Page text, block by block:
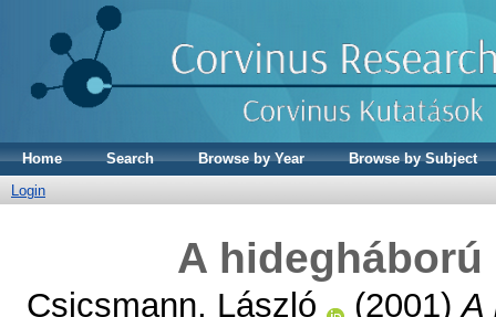
Home Search Browse by Year
Browse by Subject
Login
A
Csicsmann, László (2001)A